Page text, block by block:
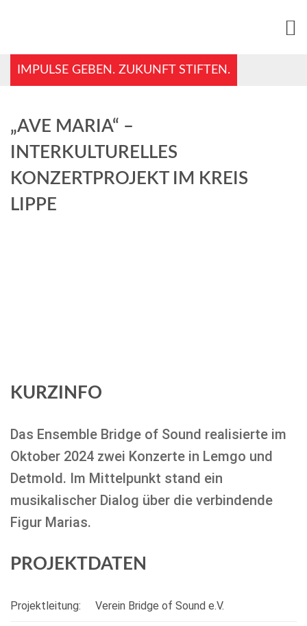
IMPULSE GEBEN. ZUKUNFT STIFTEN.
„AVE MARIA“ –
INTERKULTURELLES
KONZERTPROJEKT IM KREIS
LIPPE
KURZINFO
Das Ensemble Bridge of Sound realisierte im
Oktober 2024 zwei Konzerte in Lemgo und
Detmold. Im Mittelpunkt stand ein
musikalischer Dialog über die verbindende
Figur Marias.
PROJEKTDATEN
Projektleitung: Verein Bridge of Sound e.V.